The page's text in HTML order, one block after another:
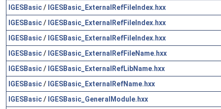
IGESBasic/ IGESBasic_ExternalRefFileIndex.hxx
IGESBasic/ IGESBasic_ExternalRefFileIndex.hxx
IGESBasic/ IGESBasic_ExternalRefFileIndex.hxx
IGESBasic/ IGESBasic_ExternalRefFileName.hxx
IGESBasic/ IGESBasic_ExternalRefLibName.hxx
IGESBasic/ IGESBasic_ExternalRefName.hxx
IGESBasic/ IGESBasic_GeneralModule.hxx